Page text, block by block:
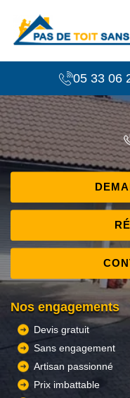
05 33 06
Nos engagements
Devis gratuit
Sans engagement
Artisan passionné
Prix imbattable